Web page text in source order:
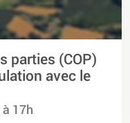
parties (COP)
avec le
17h